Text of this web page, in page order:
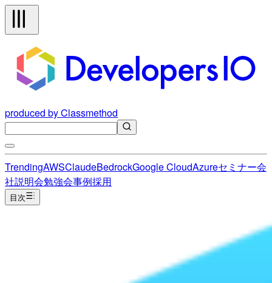
produced by Classmethod
TrendingAWSClaudeBedrockGoogle CloudAzureセミナー会
社説明会勉強会事例採用
目次